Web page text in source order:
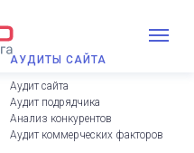
АУДИТЫ САЙТА
Аудит сайта
Аудит подрядчика
Анализ конкурентов
Аудит коммерческих факторов